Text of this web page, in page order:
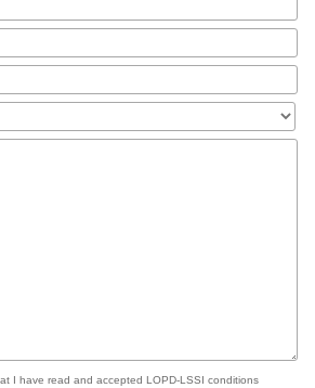
I have read and accepted LOPD-LSSI conditions